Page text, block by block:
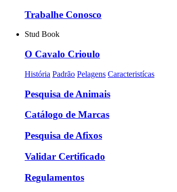
Trabalhe Conosco
Stud Book
O Cavalo Crioulo
História Padrão Pelagens Caracteristícas
Pesquisa de Animais
Catálogo de Marcas
Pesquisa de Afixos
Validar Certificado
Regulamentos